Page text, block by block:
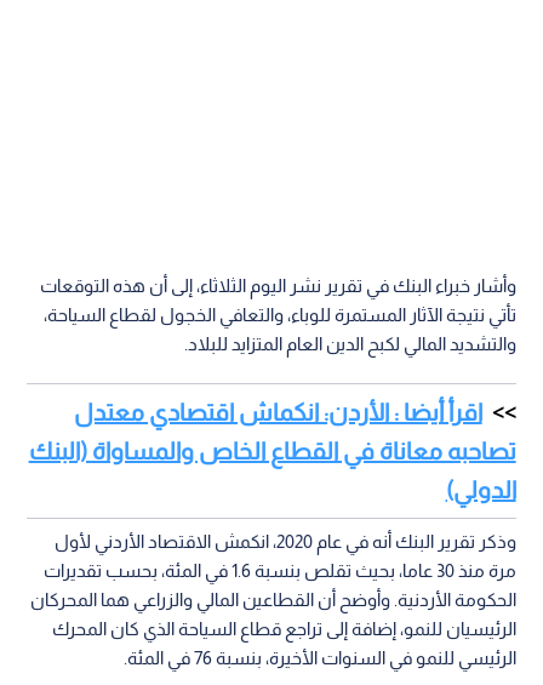
وأشار خبراء البنك في تقرير نشر اليوم الثلاثاء، إلى أن هذه التوقعات
تأتي نتيجة الآثار المستمرة للوباء، والتعافي الخجول لقطاع السياحة،
والتشديد المالي لكبح الدين العام المتزايد للبلاد.
اقرأ أيضا : الأردن: انكماش اقتصادي معتدل
تصاحبه معاناة في القطاع الخاص والمساواة (البنك
الدولي)
وذكر تقرير البنك أنه في عام 2020، انكمش الاقتصاد الأردني لأول
مرة منذ 30 عاما، بحيث تقلص بنسبة 1.6 في المئة، بحسب تقديرات
الحكومة الأردنية. وأوضح أن القطاعين المالي والزراعي هما المحركان
الرئيسيان للنمو، إضافة إلى تراجع قطاع السياحة الذي كان المحرك
الرئيسي للنمو في السنوات الأخيرة، بنسبة 76 في المئة.